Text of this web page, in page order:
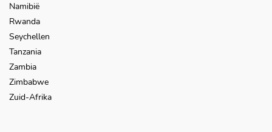
Namibië
Rwanda
Seychellen
Tanzania
Zambia
Zimbabwe
Zuid-Afrika